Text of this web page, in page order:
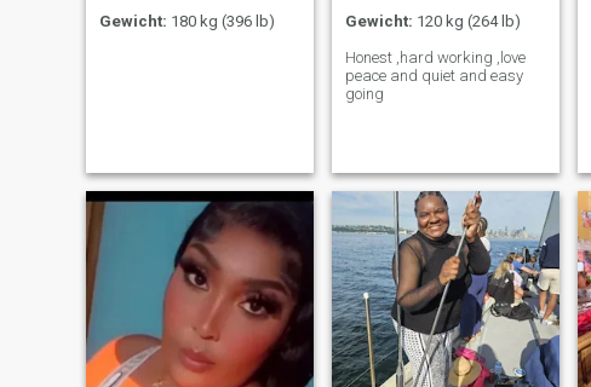
Gewicht: 180 kg (396 lb)
Gewicht: 120 kg (264 lb)
Honest ,hard working ,love
peace and quiet and easy
going